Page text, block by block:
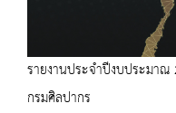
รายงานประจำปีงบประมาณ
กรมศิลปากร